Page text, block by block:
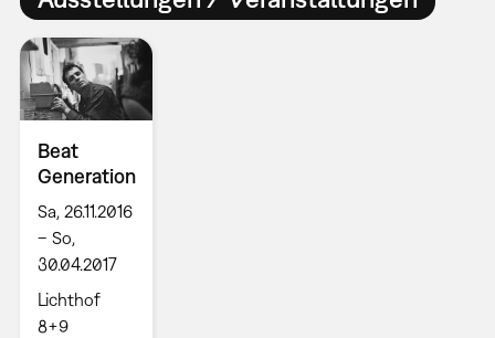
Beat
Generation
Sa, 26.11.2016
– So,
30.04.2017
Lichthof
8+9